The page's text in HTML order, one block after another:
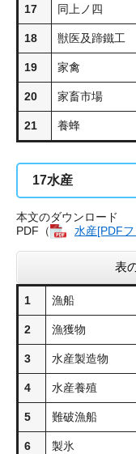
17 同上ノ四
18 獣医及蹄鐵工
19 家禽
20 家畜市場
21 養蜂
17水産
本文のダウンロード
PDF（
水産[PDF
表
1 漁船
2 漁獲物
3 水産製造物
4 水産養殖
5 難破漁船
6 製氷